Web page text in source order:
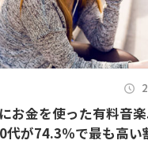
お金を使った有料音
代が74.3％で最も高い